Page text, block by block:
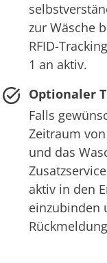
zur Wäsche
RFID-
1 an aktiv.
Optionaler
Falls
Zeitraum
und das
aktiv in den
einzubinden